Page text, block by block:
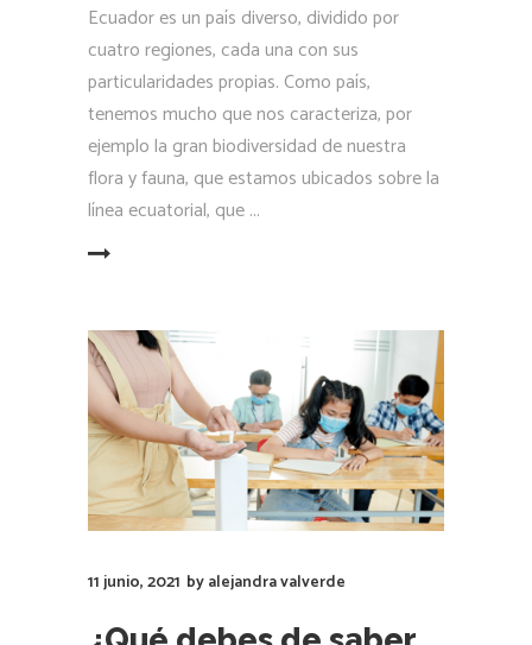
Ecuador es un país diverso, dividido por
cuatro regiones, cada una con sus
particularidades propias. Como país,
tenemos mucho que nos caracteriza, por
ejemplo la gran biodiversidad de nuestra
flora y fauna, que estamos ubicados sobre la
línea ecuatorial, que
11 junio, 2021 byalejandra valverde